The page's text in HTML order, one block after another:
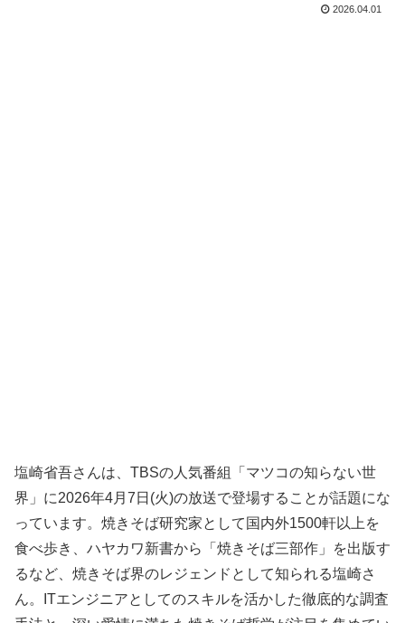
2026.04.01
塩崎省吾さんは、TBSの人気番組「マツコの知らない世
界」に2026年4月7日(火)の放送で登場することが話題にな
っています。焼きそば研究家として国内外1500軒以上を
食べ歩き、ハヤカワ新書から「焼きそば三部作」を出版す
るなど、焼きそば界のレジェンドとして知られる塩崎さ
ん。ITエンジニアとしてのスキルを活かした徹底的な調査